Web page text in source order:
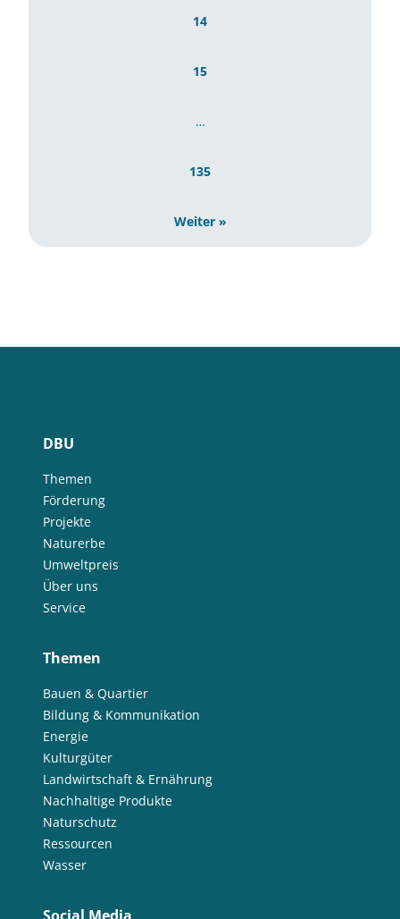
14
15
…
135
Weiter »
DBU
Themen
Förderung
Projekte
Naturerbe
Umweltpreis
Über uns
Service
Themen
Bauen & Quartier
Bildung & Kommunikation
Energie
Kulturgüter
Landwirtschaft & Ernährung
Nachhaltige Produkte
Naturschutz
Ressourcen
Wasser